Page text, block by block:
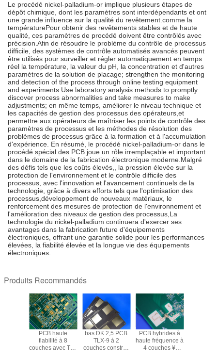
Le procédé nickel-palladium-or implique plusieurs étapes de
dépôt chimique, dont les paramètres sont interdépendants et ont
une grande influence sur la qualité du revêtement.comme la
températurePour obtenir des revêtements stables et de haute
qualité, ces paramètres de procédé doivent être contrôlés avec
précision.Afin de résoudre le problème du contrôle de processus
difficile, des systèmes de contrôle automatisés avancés peuvent
être utilisés pour surveiller et régler automatiquement en temps
réel la température, la valeur du pH, la concentration et d'autres
paramètres de la solution de placage; strengthen the monitoring
and detection of the process through online testing equipment
and experiments Use laboratory analysis methods to promptly
discover process abnormalities and take measures to make
adjustments; en même temps, améliorer le niveau technique et
les capacités de gestion des processus des opérateurs,et
permettre aux opérateurs de maîtriser les points de contrôle des
paramètres de processus et les méthodes de résolution des
problèmes de processus grâce à la formation et à l'accumulation
d'expérience. En résumé, le procédé nickel-palladium-or dans le
procédé spécial des PCB joue un rôle irremplaçable et important
dans le domaine de la fabrication électronique moderne.Malgré
des défis tels que les coûts élevés,, la pression élevée sur la
protection de l'environnement et le contrôle difficile des
processus, avec l'innovation et l'avancement continuels de la
technologie, grâce à divers efforts tels que l'optimisation des
processus,développement de nouveaux matériaux, le
renforcement des mesures de protection de l'environnement et
l'amélioration des niveaux de gestion des processus,La
technologie du nickel-palladium continuera d'exercer ses
avantages dans la fabrication future d'équipements
électroniques, offrant une garantie solide pour les performances
élevées, la fiabilité élevée et la longue vie des équipements
électroniques.
Produits Recommandés
PCB haute
fiabilité à 8
couches avec TU-
bas DK 2,5 PCB
TLX-9 à 2
couches construit
PCB hybrides à
haute fréquence à
4 couches ¥